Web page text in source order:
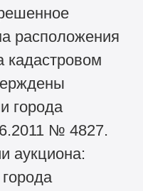
расположения
кадастровом
города
№ 4827.
аукциона: